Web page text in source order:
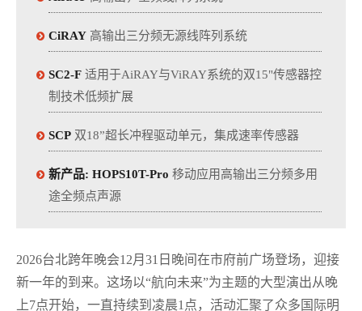
CiRAY 高输出三分频无源线阵列系统
SC2-F 适用于AiRAY与ViRAY系统的双15"传感器控
制技术低频扩展
SCP 双18”超长冲程驱动单元，集成速率传感器
新产品: HOPS10T-Pro 移动应用高输出三分频多用
途全频点声源
2026台北跨年晚会12月31日晚间在市府前广场登场，迎接
新一年的到来。这场以“航向未来”为主题的大型演出从晚
上7点开始，一直持续到凌晨1点，活动汇聚了众多国际明